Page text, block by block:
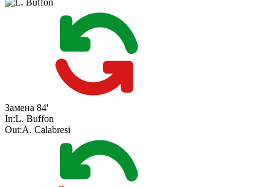
Замена 84'
In:L. Buffon
Out:A. Calabresi